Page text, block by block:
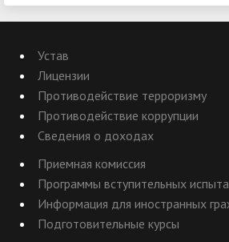
Устав
Лицензии
Противодействие терроризму
Противодействие коррупции
Сведения о доходах
Приемная комиссия
Программы вступительных
Информация для иностранных
Подготовительные курсы